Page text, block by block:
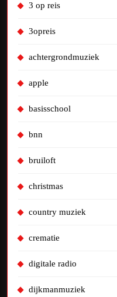
3 op reis
3opreis
achtergrondmuziek
apple
basisschool
bnn
bruiloft
christmas
country muziek
crematie
digitale radio
dijkmanmuziek